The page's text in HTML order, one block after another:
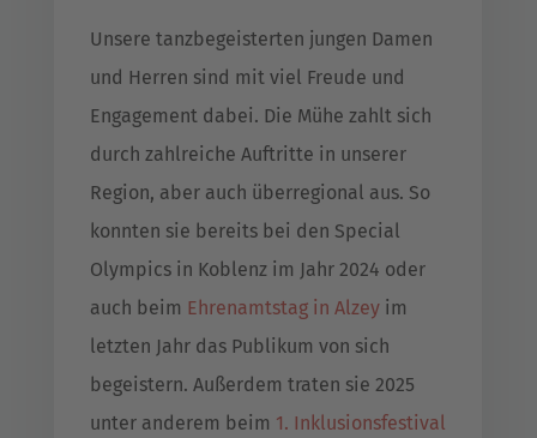
Unsere tanzbegeisterten jungen Damen
und Herren sind mit viel Freude und
Engagement dabei. Die Mühe zahlt sich
durch zahlreiche Auftritte in unserer
Region, aber auch überregional aus. So
konnten sie bereits bei den Special
Olympics in Koblenz im Jahr 2024 oder
auch beim Ehrenamtstag in Alzeyim
letzten Jahr das Publikum von sich
begeistern. Außerdem traten sie 2025
unter anderem beim 1. Inklusionsfestival